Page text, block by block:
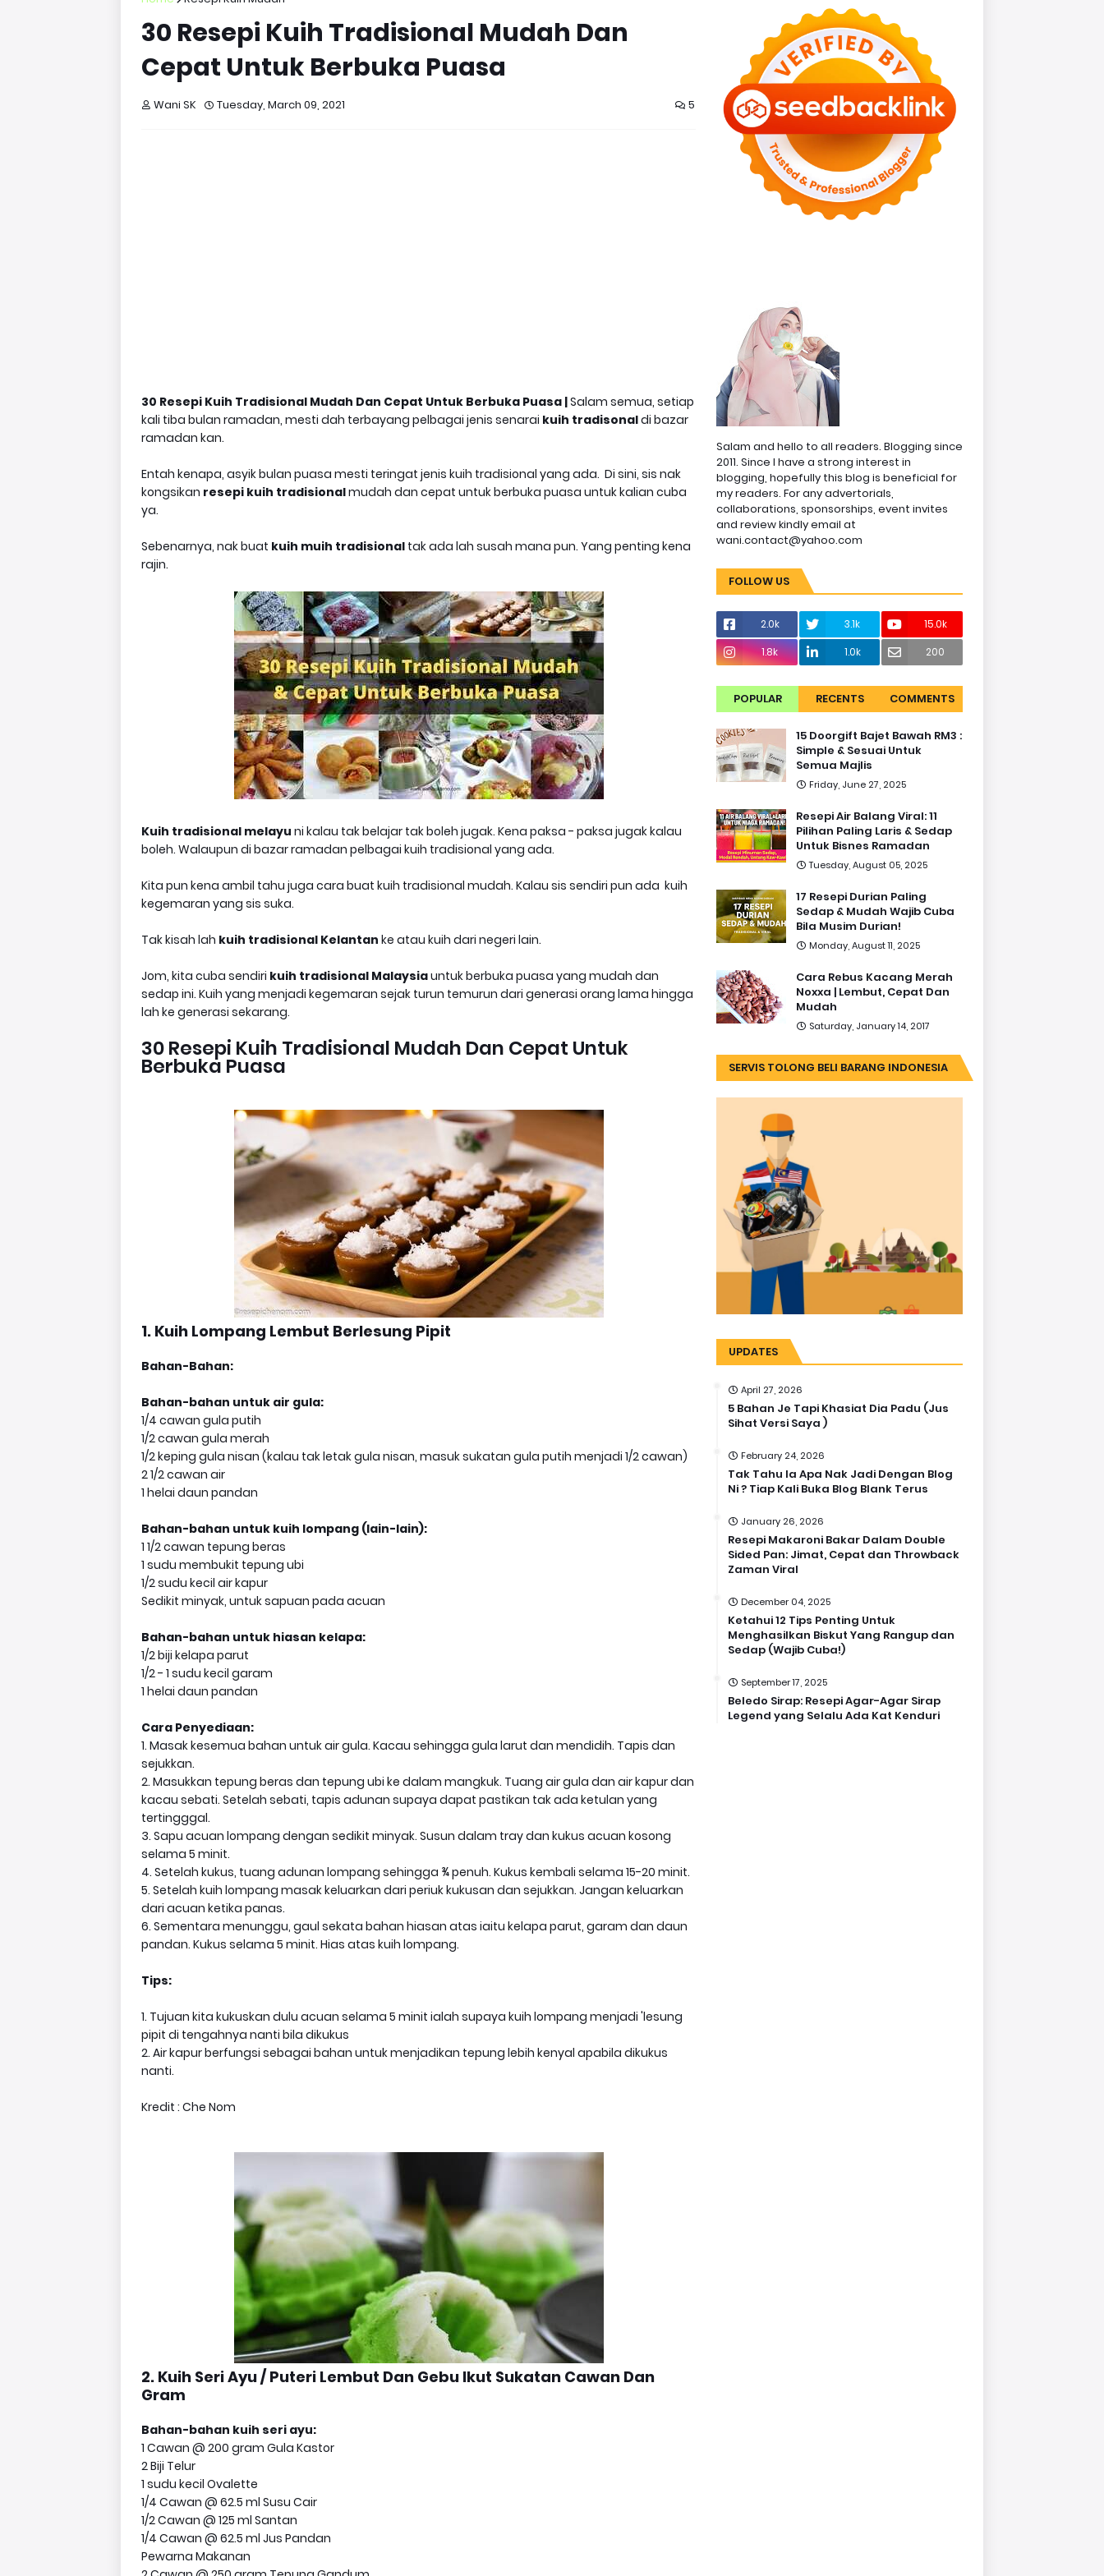
30 Resepi Kuih Tradisional Mudah Dan
Cepat Untuk Berbuka Puasa
Wani SK Tuesday, March 09, 2021 5
30 Resepi Kuih Tradisional Mudah Dan Cepat Untuk Berbuka Puasa |Salam semua, setiap
kali tiba bulan ramadan, mesti dah terbayang pelbagai jenis senarai kuih tradisonaldi bazar
ramadan kan.
Entah kenapa, asyik bulan puasa mesti teringat jenis kuih tradisional yang ada. Di sini, sis nak
kongsikan resepi kuih tradisionalmudah dan cepat untuk berbuka puasa untuk kalian cuba
ya.
Sebenarnya, nak buat kuih muih tradisional tak ada lah susah mana pun. Yang penting kena
rajin.
Kuih tradisional melayu ni kalau tak belajar tak boleh jugak. Kena paksa - paksa jugak kalau
boleh. Walaupun di bazar ramadan pelbagai kuih tradisional yang ada.
Kita pun kena ambil tahu juga cara buat kuih tradisional mudah. Kalau sis sendiri pun ada kuih
kegemaran yang sis suka.
Tak kisah lah kuih tradisional Kelantan ke atau kuih dari negeri lain.
Jom, kita cuba sendiri kuih tradisional Malaysiauntuk berbuka puasa yang mudah dan
sedap ini. Kuih yang menjadi kegemaran sejak turun temurun dari generasi orang lama hingga
lah ke generasi sekarang.
30 Resepi Kuih Tradisional Mudah Dan Cepat Untuk
Berbuka Puasa
1. Kuih Lompang Lembut Berlesung Pipit
Bahan-Bahan:
Bahan-bahan untuk air gula:
1/4 cawan gula putih
1/2 cawan gula merah
1/2 keping gula nisan (kalau tak letak gula nisan, masuk sukatan gula putih menjadi 1/2 cawan)
2 1/2 cawan air
1 helai daun pandan
Bahan-bahan untuk kuih lompang (lain-lain):
1 1/2 cawan tepung beras
1 sudu membukit tepung ubi
1/2 sudu kecil air kapur
Sedikit minyak, untuk sapuan pada acuan
Bahan-bahan untuk hiasan kelapa:
1/2 biji kelapa parut
1/2 - 1 sudu kecil garam
1 helai daun pandan
Cara Penyediaan:
1. Masak kesemua bahan untuk air gula. Kacau sehingga gula larut dan mendidih. Tapis dan
sejukkan.
2. Masukkan tepung beras dan tepung ubi ke dalam mangkuk. Tuang air gula dan air kapur dan
kacau sebati. Setelah sebati, tapis adunan supaya dapat pastikan tak ada ketulan yang
tertingggal.
3. Sapu acuan lompang dengan sedikit minyak. Susun dalam tray dan kukus acuan kosong
selama 5 minit.
4. Setelah kukus, tuang adunan lompang sehingga ¾ penuh. Kukus kembali selama 15-20 minit.
5. Setelah kuih lompang masak keluarkan dari periuk kukusan dan sejukkan. Jangan keluarkan
dari acuan ketika panas.
6. Sementara menunggu, gaul sekata bahan hiasan atas iaitu kelapa parut, garam dan daun
pandan. Kukus selama 5 minit. Hias atas kuih lompang.
Tips:
1. Tujuan kita kukuskan dulu acuan selama 5 minit ialah supaya kuih lompang menjadi 'lesung
pipit di tengahnya nanti bila dikukus
2. Air kapur berfungsi sebagai bahan untuk menjadikan tepung lebih kenyal apabila dikukus
nanti.
Kredit : Che Nom
2. Kuih Seri Ayu / Puteri Lembut Dan Gebu Ikut Sukatan Cawan Dan
Gram
Bahan-bahan kuih seri ayu:
1 Cawan @ 200 gram Gula Kastor
2 Biji Telur
1 sudu kecil Ovalette
1/4 Cawan @ 62.5 ml Susu Cair
1/2 Cawan @ 125 ml Santan
1/4 Cawan @ 62.5 ml Jus Pandan
Pewarna Makanan
Salam and hello to all readers. Blogging since
2011. Since I have a strong interest in
blogging, hopefully this blog is beneficial for
my readers. For any advertorials,
collaborations, sponsorships, event invites
and review kindly email at
wani.contact@yahoo.com
FOLLOW US
2.0k 3.1k
15.0k
1.8k
1.0k 200
POPULAR RECENTS COMMENTS
15 Doorgift Bajet Bawah RM3 :
Simple & Sesuai Untuk
Semua Majlis
Friday, June 27, 2025
Resepi Air Balang Viral: 11
Pilihan Paling Laris & Sedap
Untuk Bisnes Ramadan
Tuesday, August 05, 2025
17 Resepi Durian Paling
Sedap & Mudah Wajib Cuba
Bila Musim Durian!
Monday, August 11, 2025
Cara Rebus Kacang Merah
Noxxa | Lembut, Cepat Dan
Mudah
Saturday, January 14, 2017
SERVIS TOLONG BELI BARANG INDONESIA
UPDATES
April 27, 2026
5 Bahan Je Tapi Khasiat Dia Padu (Jus
Sihat Versi Saya )
February 24, 2026
Tak Tahu la Apa Nak Jadi Dengan Blog
Ni ? Tiap Kali Buka Blog Blank Terus
January 26, 2026
Resepi Makaroni Bakar Dalam Double
Sided Pan: Jimat, Cepat dan Throwback
Zaman Viral
December 04, 2025
Ketahui 12 Tips Penting Untuk
Menghasilkan Biskut Yang Rangup dan
Sedap (Wajib Cuba!)
September 17, 2025
Beledo Sirap: Resepi Agar-Agar Sirap
Legend yang Selalu Ada Kat Kenduri